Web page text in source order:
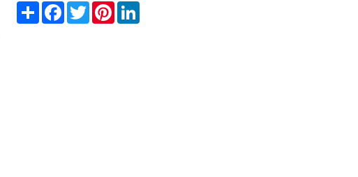
ShareFacebook
TwitterPinterestLinkedIn